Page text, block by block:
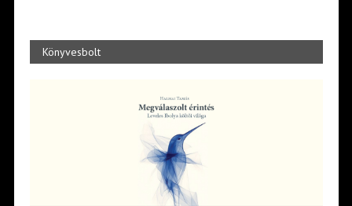
Könyvesbolt